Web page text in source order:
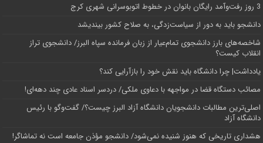
3 روز رفت‌وآمد رایگان بانوان در خطوط اتوبوسرانی شهری کرج
دانشجو باید به دور از سیاست‌زدگی، به صلاح کشور بیندیشد
شاخصه‌های بارز دانشجوی تمام‌عیار از زبان فرمانده سپاه البرز/ دانشجوی تراز
انقلاب کیست؟
یادداشت| چرا دانشگاه باید نقش خود را بازآرایی کند؟
مصائب دستگاه قضا در مواجهه با دعاوی ملکی/ دردسر اسناد عادی چند‌ دهه‌ای!
اصلی‌ترین مطالبات دانشجویان دانشگاه آزاد البرز چیست؟/ گفت‌وگو با رئیس
دانشگاه آز‌اد
هشداری تاریخی که هنوز شنیده نمی‌شود/ دانشجو مؤذن جامعه است نه تماشاگر!